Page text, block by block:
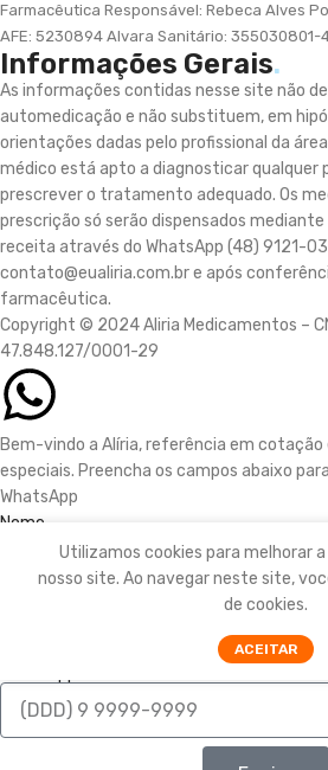
Farmacêutica Responsável: Rebeca Alves
AFE: 5230894 Alvara Sanitário: 355030801-
Informações Gerais.
As informações contidas nesse site não
automedicação e não substituem, em
orientações dadas pelo profissional da
médico está apto a diagnosticar qualquer
prescrever o tratamento adequado. Os
prescrição só serão dispensados
receita através do WhatsApp (48) 9121-
contato@eualiria.com.br e após
farmacêutica.
Copyright © 2024 Aliria Medicamentos –
47.848.127/0001-29
Utilizamos cookies para melhorar
nosso site. Ao navegar neste site,
de cookies.
ACEITAR
Bem-vindo a Alíria, referência em
especiais. Preencha os campos abaixo
WhatsApp
Nome